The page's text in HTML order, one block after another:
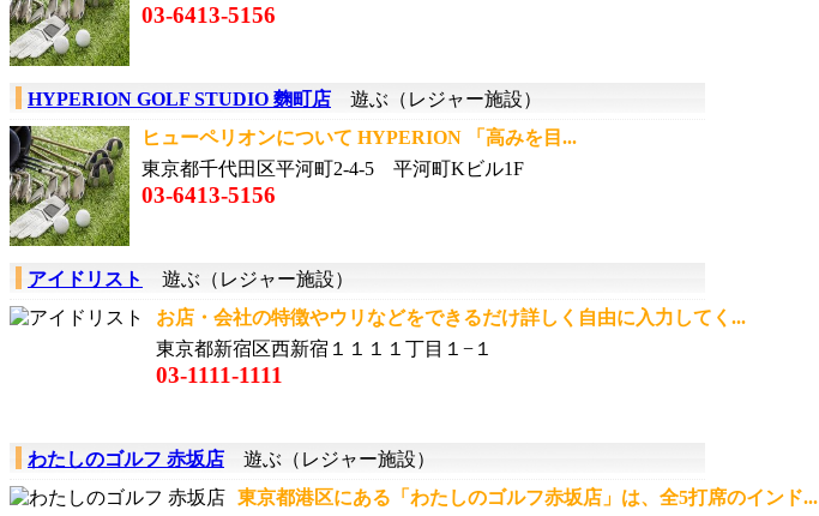
03-6413-5156
HYPERION GOLF STUDIO 麴町店 遊ぶ（レジャー施設）
ヒューペリオンについて HYPERION 「高みを目...
東京都千代田区平河町2-4-5 平河町Kビル1F
03-6413-5156
アイドリスト
遊ぶ（レジャー施設）
お店・会社の特徴やウリなどをできるだけ詳しく自由に入力してく...
東京都新宿区西新宿１１１１丁目１−１
03-1111-1111
わたしのゴルフ 赤坂店 遊ぶ（レジャー施設）
東京都港区にある「わたしのゴルフ赤坂店」は、全5打席のインド...